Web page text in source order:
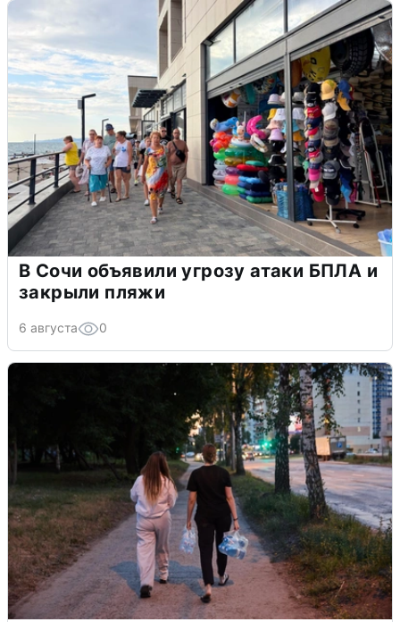
В Сочи объявили угрозу атаки БПЛА и
закрыли пляжи
6 августа 0